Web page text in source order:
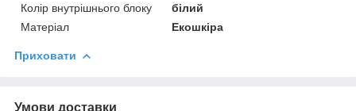
Колір внутрішнього блоку
білий
Матеріал
Екошкіра
Приховати
Умови доставки